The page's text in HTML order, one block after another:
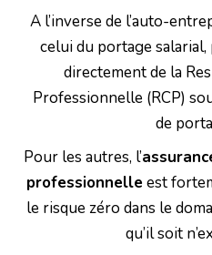
A l’inverse de l’auto-
celui du portage
directement de la
Professionnelle (RCP)
de
Pour les autres, l’
professionnelle est
le risque zéro dans le
qu’il soit